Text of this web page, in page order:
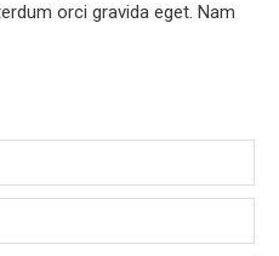
orci gravida eget. Nam